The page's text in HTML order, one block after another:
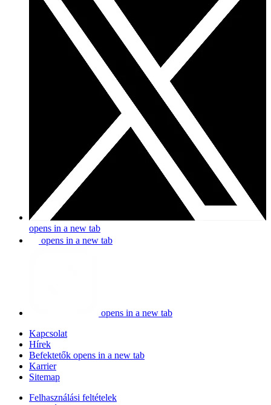
opens in a new tab
opens in a new tab
opens in a new tab
Kapcsolat
Hírek
Befektetők opens in a new tab
Karrier
Sitemap
Felhasználási feltételek